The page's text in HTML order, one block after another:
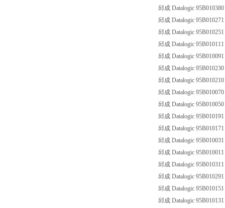
邱成 Datalogic
邱成 Datalogic
邱成 Datalogic
邱成 Datalogic
邱成 Datalogic
邱成 Datalogic
邱成 Datalogic
邱成 Datalogic
邱成 Datalogic
邱成 Datalogic
邱成 Datalogic
邱成 Datalogic
邱成 Datalogic
邱成 Datalogic
邱成 Datalogic
邱成 Datalogic
邱成 Datalogic